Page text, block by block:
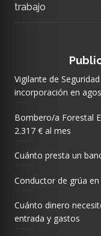
trabajo
Vigilante de
incorporación en
Bombero/a Forestal
2.317 € al mes
Cuánto presta un
Conductor de grúa
Cuánto dinero
entrada y gastos